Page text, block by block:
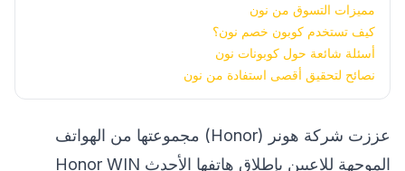
مميزات التسوق من نون
كيف تستخدم كوبون خصم نون؟
أسئلة شائعة حول كوبونات نون
نصائح لتحقيق أقصى استفادة من نون
عززت شركة هونر (Honor) مجموعتها من الهواتف
الموجهة للاعبين بإطلاق هاتفها الأحدث Honor WIN